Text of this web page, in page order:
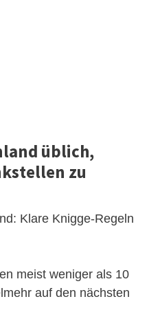
üblich,
zu
Klare Knigge-Regeln
meist weniger als 10
auf den nächsten